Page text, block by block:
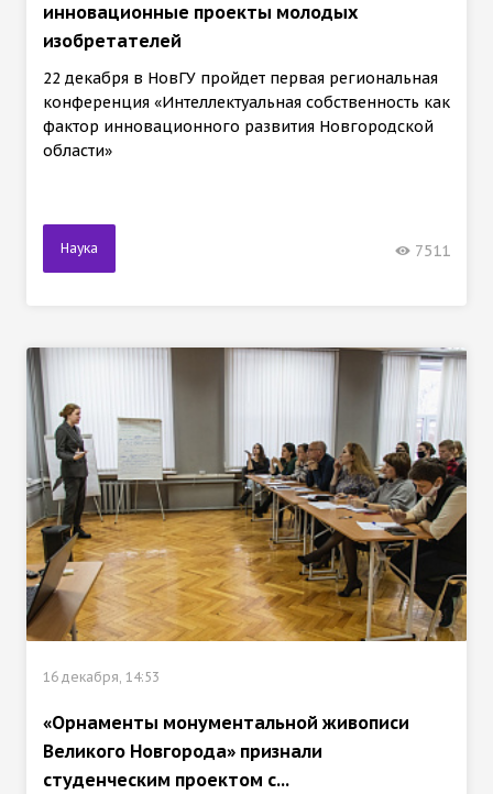
инновационные проекты молодых
изобретателей
22 декабря в НовГУ пройдет первая региональная
конференция «Интеллектуальная собственность как
фактор инновационного развития Новгородской
области»
Наука 7511
16 декабря, 14:53
«Орнаменты монументальной живописи
Великого Новгорода» признали
студенческим проектом с...